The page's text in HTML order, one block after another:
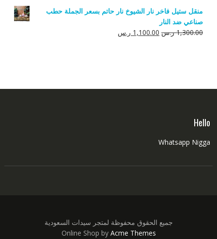
هو:
550.00 ر.س.
هو:
منقل ستيل فاخر نار الشيوخ نار حاتم بسعر الجملة حطب
صناعي ضد النار
1,300.00 ر.س السعر
1,100.00 ر.سالسعر
Hello
Whatsapp Nigga
جميع الحقوق محفوظة لمتجر سيدات السعودية
Online Shop by Acme Themes